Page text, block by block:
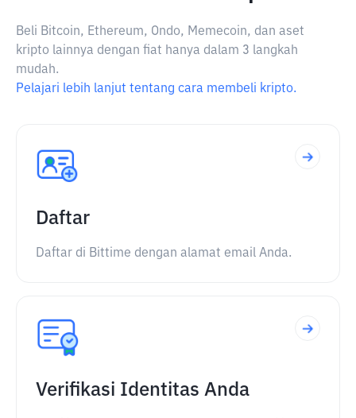
Beli Bitcoin, Ethereum, Ondo, Memecoin, dan aset
kripto lainnya dengan fiat hanya dalam 3 langkah
mudah.
Pelajari lebih lanjut tentang cara membeli kripto.
Daftar
Daftar di Bittime dengan alamat email Anda.
Verifikasi Identitas Anda